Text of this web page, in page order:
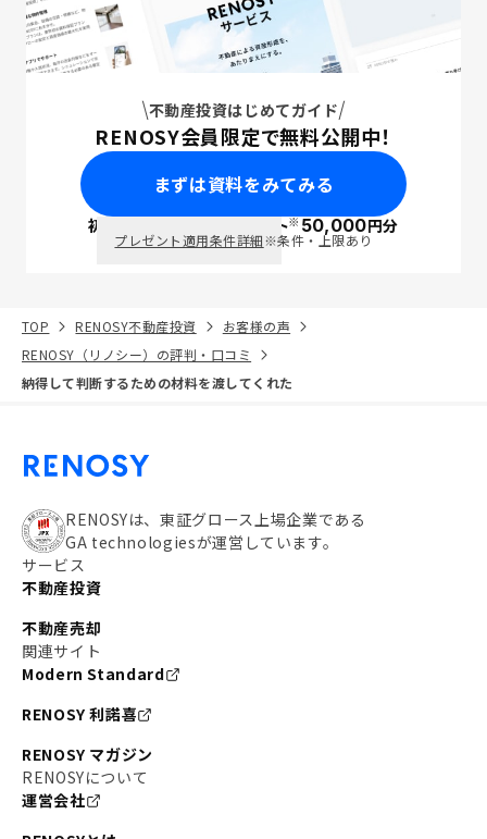
不動産投資はじめてガイド
RENOSY会員限定で無料公開中！
まずは資料をみてみる
初回面談で ポイント※50,000円分
プレゼント適用条件詳細※条件・上限あり
TOP RENOSY不動産投資
お客様の声
RENOSY（リノシー）の評判・口コミ
納得して判断するための材料を渡してくれた
RENOSYは、東証グロース上場企業である
GA technologiesが運営しています。
サービス
不動産投資
不動産売却
関連サイト
Modern Standard
RENOSY 利諾喜
RENOSY マガジン
RENOSYについて
運営会社